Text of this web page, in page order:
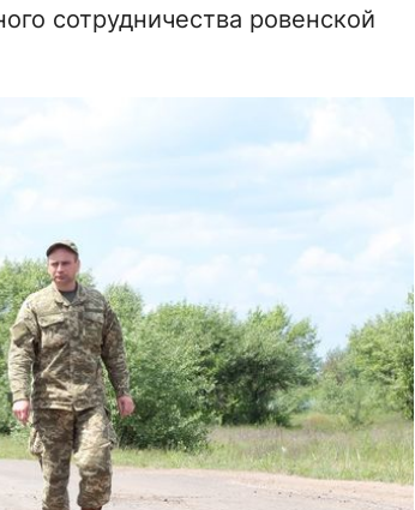
сотрудничества ровенской